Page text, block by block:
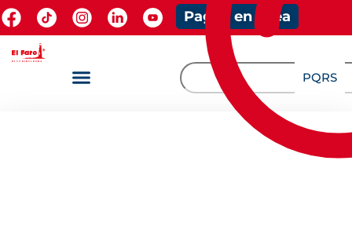
Pagos en línea
PQRS